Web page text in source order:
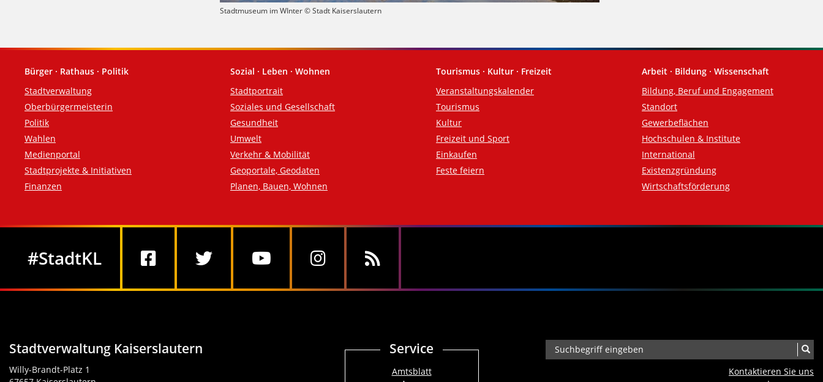
Stadtmuseum im WInter © Stadt Kaiserslautern
Fußzeile
Bürger · Rathaus · Politik
Stadtverwaltung
Oberbürgermeisterin
Politik
Wahlen
Medienportal
Stadtprojekte & Initiativen
Finanzen
Sozial · Leben · Wohnen
Stadtportrait
Soziales und Gesellschaft
Gesundheit
Umwelt
Verkehr & Mobilität
Geoportale, Geodaten
Planen, Bauen, Wohnen
Tourismus · Kultur · Freizeit
Veranstaltungskalender
Tourismus
Kultur
Freizeit und Sport
Einkaufen
Feste feiern
Arbeit · Bildung · Wissenschaft
Bildung, Beruf und Engagement
Standort
Gewerbeflächen
Hochschulen & Institute
International
Existenzgründung
Wirtschaftsförderung
#StadtKL
Stadtverwaltung Kaiserslautern
Willy-Brandt-Platz 1
Service
Amtsblatt
Kontaktieren Sie uns